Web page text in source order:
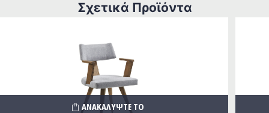
Σχετικά Προϊόντα
ΑΝΑΚΑΛΥΨΤΕ ΤΟ